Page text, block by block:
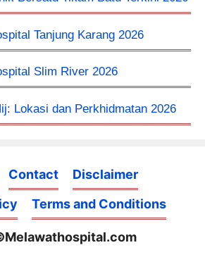
Tanjung Karang 2026
Slim River 2026
Lokasi dan Perkhidmatan 2026
Contact
Disclaimer
Terms and Conditions